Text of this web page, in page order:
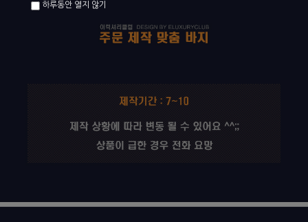
하루동안 열지 않기